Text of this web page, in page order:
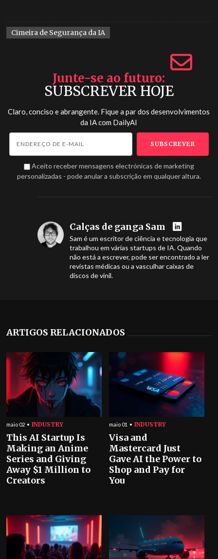
Cimeira de Segurança da IA
Junte-se ao futuro
SUBSCREVER HOJE
Claro, conciso e abrangente. Fique a par dos desenvolvimentos
da IA com DailyAI
Aceito receber mensagens electrónicas de marketing
personalizadas - pode anular a subscrição em qualquer altura.
Calças de ganga Sam
Sam é um escritor de ciência e tecnologia que
trabalhou em várias startups de IA. Quando
não está a escrever, pode ser encontrado a ler
revistas médicas ou a vasculhar caixas de
discos de vinil.
ARTIGOS RELACIONADOS
maio 02 INDUSTRY
This AI Startup Is
Making an Anime
Series and Giving
Away $1 Million to
Creators
maio 01 INDUSTRY
Visa and
Mastercard Just
Gave AI the Power to
Shop and Pay for
You